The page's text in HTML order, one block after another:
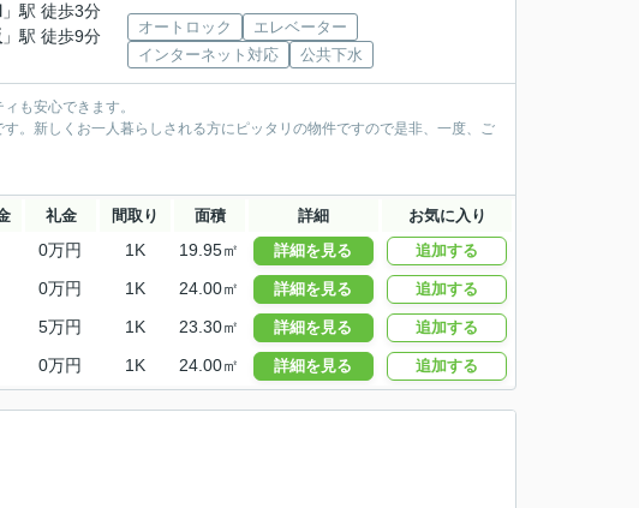
」駅 徒歩3分
」駅 徒歩9分 オートロック
エレベーター
インターネット対応
公共下水
も安心できます。
。新しくお一人暮らしされる方にピッタリの物件ですので是非、一度、ご
礼金 間取り 面積 詳細 お気に入り
0万円 1K 19.95㎡ 詳細を見る 追加する
0万円 1K 24.00㎡ 詳細を見る 追加する
5万円 1K 23.30㎡ 詳細を見る 追加する
0万円 1K 24.00㎡ 詳細を見る 追加する